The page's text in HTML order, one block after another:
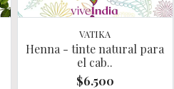
VATIKA
Henna - tinte natural para
el cab..
$6.500